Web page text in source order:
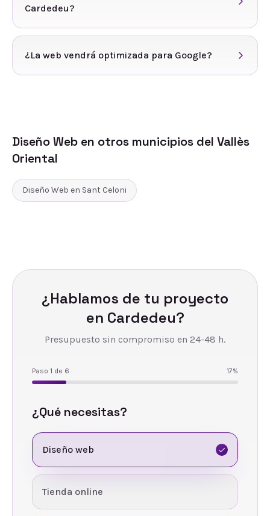
Cardedeu?
¿La web vendrá optimizada para Google?
Diseño Web en otros municipios del Vallès
Oriental
Diseño Web en Sant Celoni
¿Hablamos de tu proyecto
en Cardedeu?
Presupuesto sin compromiso en 24-48 h.
Paso 1 de 6 17%
¿Qué necesitas?
Diseño web
Tienda online